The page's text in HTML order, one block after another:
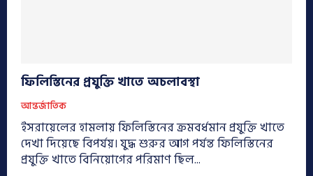
ফিলিস্তিনের প্রযুক্তি খাতে অচলাবস্থা
আন্তর্জাতিক
ইসরায়েলের হামলায় ফিলিস্তিনের ক্রমবর্ধমান প্রযুক্তি খাতে
দেখা দিয়েছে বিপর্যয়। যুদ্ধ শুরুর আগ পর্যন্ত ফিলিস্তিনের
প্রযুক্তি খাতে বিনিয়োগের পরিমাণ ছিল...